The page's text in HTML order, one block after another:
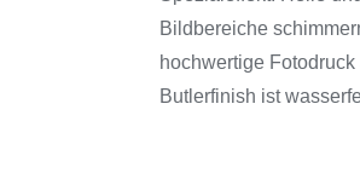
PRODUKTSEITE
GEWÄHLTBildbereiche
hochwertige
Butlerfinish ist